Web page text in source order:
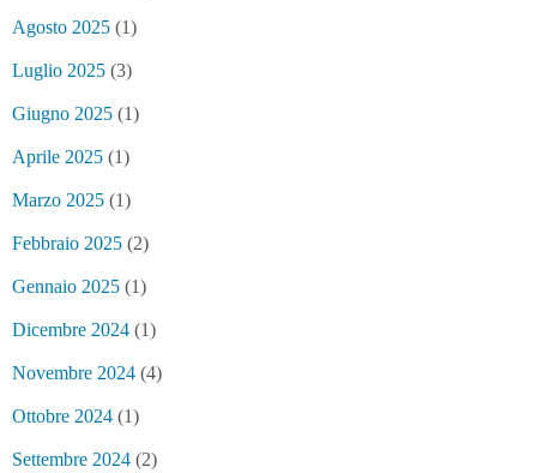
Agosto 2025 (1)
Luglio 2025 (3)
Giugno 2025 (1)
Aprile 2025 (1)
Marzo 2025 (1)
Febbraio 2025 (2)
Gennaio 2025 (1)
Dicembre 2024 (1)
Novembre 2024 (4)
Ottobre 2024 (1)
Settembre 2024 (2)